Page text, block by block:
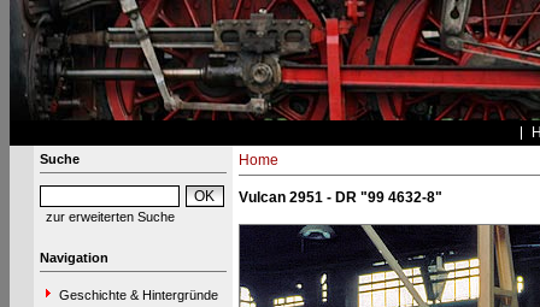
Suche
zur erweiterten Suche
Navigation
Geschichte & Hintergründe
Home
Vulcan 2951 - DR "99 4632-8"